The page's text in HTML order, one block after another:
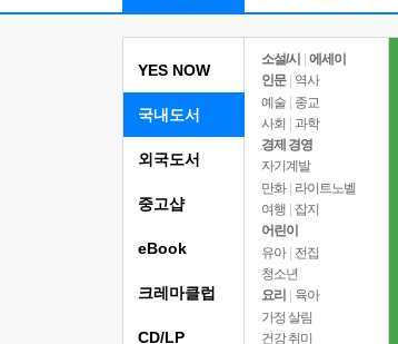
YES NOW
국내도서
소설/시
에세이
인문
역사
예술 | 종교
사회 | 과학
경제 경영
자기계발
만화 | 라이트노벨
여행
잡지
어린이
유아 | 전집
청소년
요리
육아
가정 살림
건강 취미
외국도서
중고샵
eBook
크레마클럽
CD/LP